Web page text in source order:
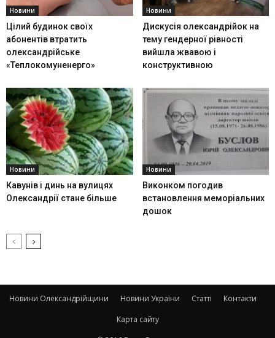
Новини
Цілий будинок своїх
абонентів втратить
олександрійське
«Теплокомуненерго»
Новини
Дискусія олександрійок на
тему гендерної рівності
вийшла жвавою і
конструктивною
Новини
Кавунів і динь на вулицях
Олександрії стане більше
Новини
Виконком погодив
встановлення меморіальних
дошок
Новини Олександрійщини Новини України Статті
Контакти
Карта сайту